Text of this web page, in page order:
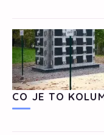
CO JE TO